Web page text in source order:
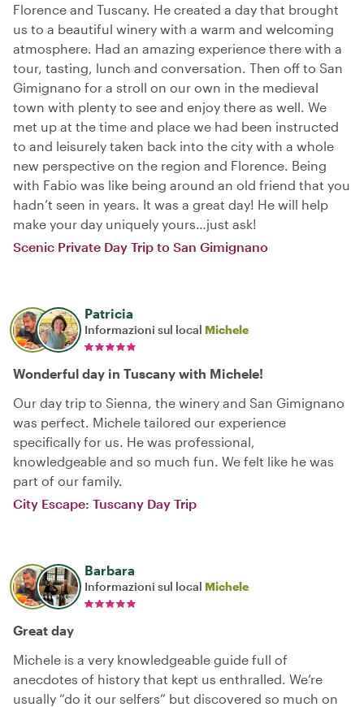
Florence and Tuscany. He created a day that brought
us to a beautiful winery with a warm and welcoming
atmosphere. Had an amazing experience there with a
tour, tasting, lunch and conversation. Then off to San
Gimignano for a stroll on our own in the medieval
town with plenty to see and enjoy there as well. We
met up at the time and place we had been instructed
to and leisurely taken back into the city with a whole
new perspective on the region and Florence. Being
with Fabio was like being around an old friend that you
hadn’t seen in years. It was a great day! He will help
make your day uniquely yours…just ask!
Scenic Private Day Trip to San Gimignano
Patricia
Informazioni sul local Michele
Wonderful day in Tuscany with Michele!
Our day trip to Sienna, the winery and San Gimignano
was perfect. Michele tailored our experience
specifically for us. He was professional,
knowledgeable and so much fun. We felt like he was
part of our family.
City Escape: Tuscany Day Trip
Barbara
Informazioni sul local Michele
Great day
Michele is a very knowledgeable guide full of
anecdotes of history that kept us enthralled. We’re
usually “do it our selfers” but discovered so much on